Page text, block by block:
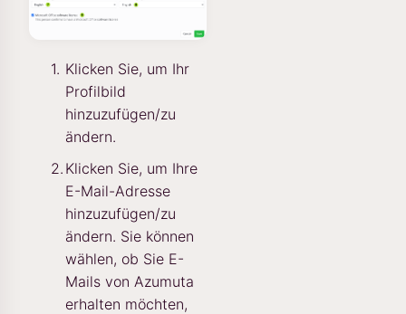
Klicken Sie, um Ihr
Profilbild
hinzuzufügen/zu
ändern.
Klicken Sie, um Ihre
E-Mail-Adresse
hinzuzufügen/zu
ändern. Sie können
wählen, ob Sie E-
Mails von Azumuta
erhalten möchten,